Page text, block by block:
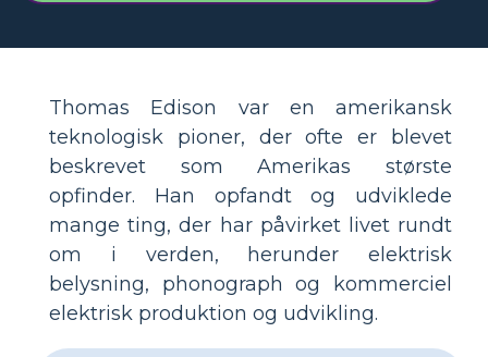
Thomas Edison var en amerikansk
teknologisk pioner, der ofte er blevet
beskrevet som Amerikas største
opfinder. Han opfandt og udviklede
mange ting, der har påvirket livet rundt
om i verden, herunder elektrisk
belysning, phonograph og kommerciel
elektrisk produktion og udvikling.